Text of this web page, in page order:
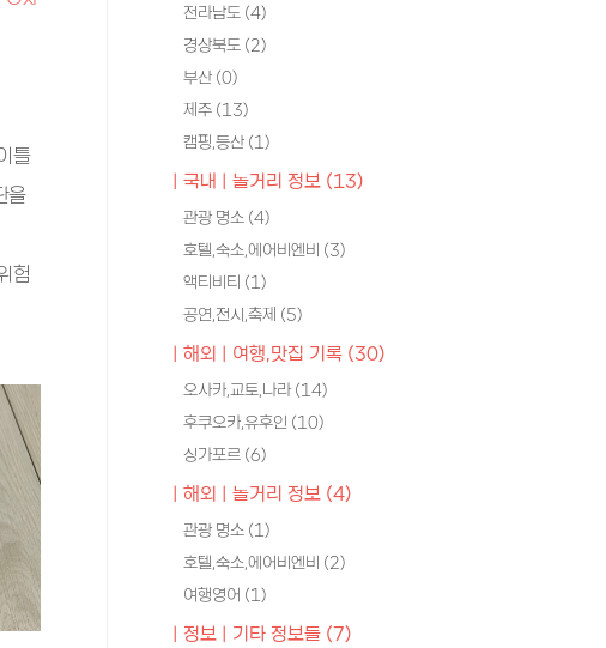
틀
을
험
전라남도 (4)
경상북도 (2)
부산 (0)
제주 (13)
캠핑,등산 (1)
| 국내 | 놀거리 정보 (13)
관광 명소 (4)
호텔,숙소,에어비엔비 (3)
액티비티 (1)
공연,전시,축제 (5)
| 해외 | 여행,맛집 기록 (30)
오사카,교토,나라 (14)
후쿠오카,유후인 (10)
싱가포르 (6)
| 해외 | 놀거리 정보 (4)
관광 명소 (1)
호텔,숙소,에어비엔비 (2)
여행영어 (1)
| 정보 | 기타 정보들 (7)